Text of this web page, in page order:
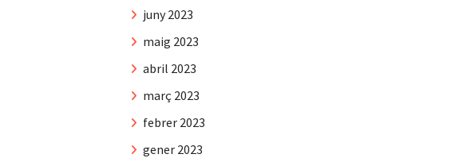
juny 2023
maig 2023
abril 2023
març 2023
febrer 2023
gener 2023